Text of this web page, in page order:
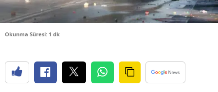
Bursa
Çanakkale
Çorum
Denizli
Okunma Süresi: 1 dk